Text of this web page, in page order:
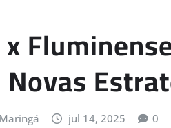
jul 14, 2025 0